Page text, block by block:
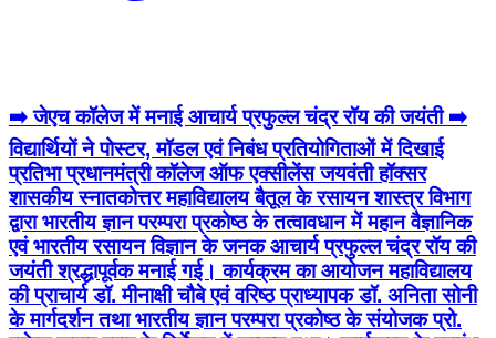
➡️ जेएच कॉलेज में मनाई आचार्य प्रफुल्ल चंद्र रॉय की जयंती ➡️
विद्यार्थियों ने पोस्टर, मॉडल एवं निबंध प्रतियोगिताओं में दिखाई
प्रतिभा प्रधानमंत्री कॉलेज ऑफ एक्सीलेंस जयवंती हॉक्सर
शासकीय स्नातकोत्तर महाविद्यालय बैतूल के रसायन शास्त्र विभाग
द्वारा भारतीय ज्ञान परम्परा प्रकोष्ठ के तत्वावधान में महान वैज्ञानिक
एवं भारतीय रसायन विज्ञान के जनक आचार्य प्रफुल्ल चंद्र रॉय की
जयंती श्रद्धापूर्वक मनाई गई। कार्यक्रम का आयोजन महाविद्यालय
की प्राचार्य डॉ. मीनाक्षी चौबे एवं वरिष्ठ प्राध्यापक डॉ. अनिता सोनी
के मार्गदर्शन तथा भारतीय ज्ञान परम्परा प्रकोष्ठ के संयोजक प्रो.